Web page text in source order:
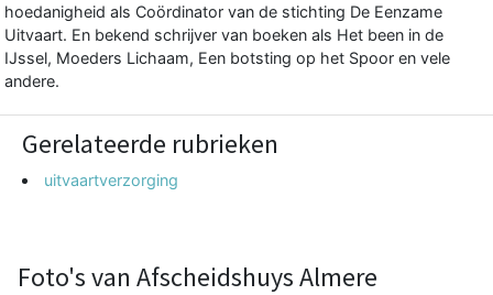
hoedanigheid als Coördinator van de stichting De Eenzame
Uitvaart. En bekend schrijver van boeken als Het been in de
IJssel, Moeders Lichaam, Een botsting op het Spoor en vele
andere.
Gerelateerde rubrieken
uitvaartverzorging
Foto's van Afscheidshuys Almere